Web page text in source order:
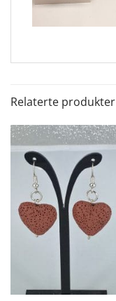
Relaterte produkter